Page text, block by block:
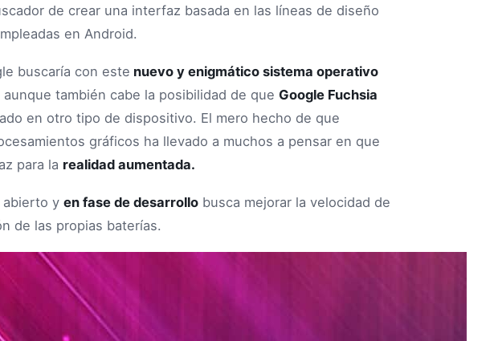
de crear una interfaz basada en las líneas de diseño
en Android.
buscaría con este nuevo y enigmático sistema operativo
también cabe la posibilidad de que Google Fuchsia
en otro tipo de dispositivo. El mero hecho de que
gráficos ha llevado a muchos a pensar en que
para la realidad aumentada.
abierto y en fase de desarrollo busca mejorar la velocidad de
de las propias baterías.